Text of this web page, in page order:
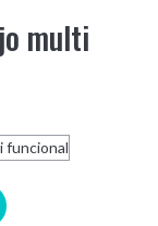
multi